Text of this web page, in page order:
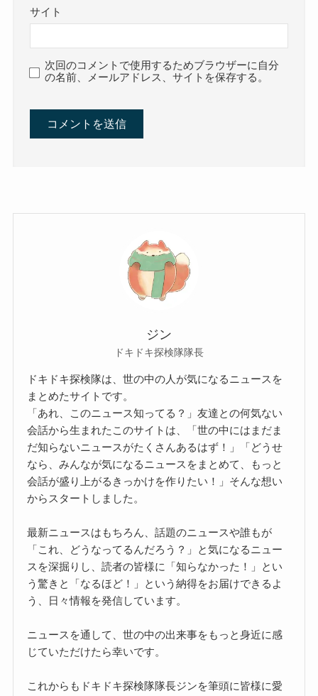
サイト
次回のコメントで使用するためブラウザーに自分
の名前、メールアドレス、サイトを保存する。
ジン
ドキドキ探検隊隊長
ドキドキ探検隊は、世の中の人が気になるニュースを
まとめたサイトです。
「あれ、このニュース知ってる？」友達との何気ない
会話から生まれたこのサイトは、「世の中にはまだま
だ知らないニュースがたくさんあるはず！」「どうせ
なら、みんなが気になるニュースをまとめて、もっと
会話が盛り上がるきっかけを作りたい！」そんな想い
からスタートしました。
最新ニュースはもちろん、話題のニュースや誰もが
「これ、どうなってるんだろう？」と気になるニュー
スを深掘りし、読者の皆様に「知らなかった！」とい
う驚きと「なるほど！」という納得をお届けできるよ
う、日々情報を発信しています。
ニュースを通して、世の中の出来事をもっと身近に感
じていただけたら幸いです。
これからもドキドキ探検隊隊長ジンを筆頭に皆様に愛